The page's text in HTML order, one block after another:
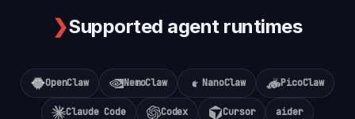
❯Supported agent runtimes
OpenClaw NemoClaw NanoClaw PicoClaw
Claude Code Codex Cursor aider